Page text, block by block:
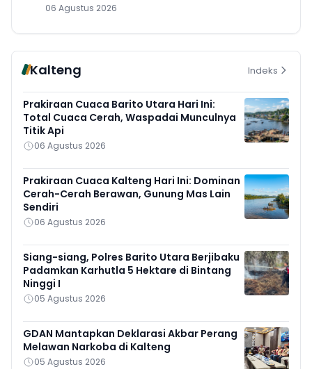
06 Agustus 2026
Kalteng Indeks
Prakiraan Cuaca Barito Utara Hari Ini:
Total Cuaca Cerah, Waspadai Munculnya
Titik Api
06 Agustus 2026
Prakiraan Cuaca Kalteng Hari Ini: Dominan
Cerah-Cerah Berawan, Gunung Mas Lain
Sendiri
06 Agustus 2026
Siang-siang, Polres Barito Utara Berjibaku
Padamkan Karhutla 5 Hektare di Bintang
Ninggi I
05 Agustus 2026
GDAN Mantapkan Deklarasi Akbar Perang
Melawan Narkoba di Kalteng
05 Agustus 2026